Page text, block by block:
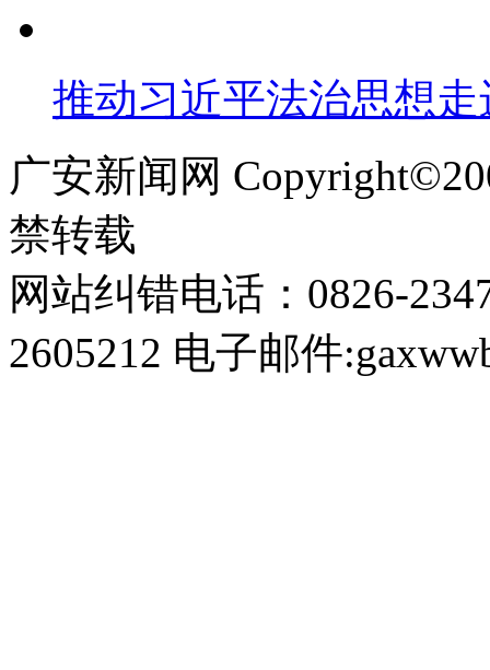
推动习近平法治思想
广安新闻网
禁转载
网站纠错电话：0826-
2605212 电子邮件